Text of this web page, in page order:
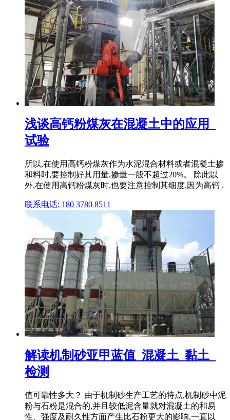
浅谈高钙粉煤灰在混凝土中的应用_
试验
所以,在使用高钙粉煤灰作为水泥混合材料或者混凝土掺
和料时,要控制好其用量,掺量一般不超过20%。 除此以
外,在使用高钙粉煤灰时,也要注意控制其细度,因为高钙 .
联系电话: 180 3780 8511
解读机制砂亚甲蓝值_混凝土_黏土_
检测
值可靠性多大？ 由于机制砂生产工艺的特点,机制砂中泥
粉与石粉是混合的,并且较低泥含量就对混凝土的和易
性、强度及耐久性方面产生比石粉更大的影响,一直以